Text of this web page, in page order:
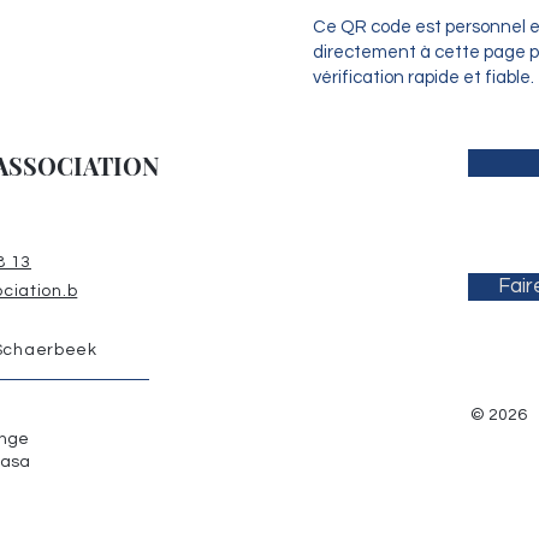
Ce QR code est personnel
directement à cette page
vérification rapide et fiable.
13
© 2026